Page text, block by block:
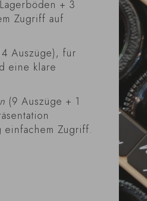
+ 3
Zugriff auf
Auszüge), für
eine klare
(9 Auszüge + 1
Zugriff.